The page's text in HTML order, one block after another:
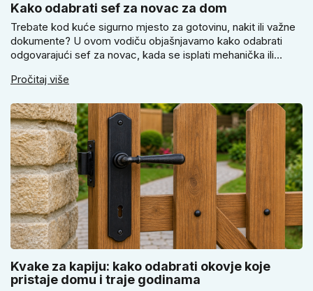
Kako odabrati sef za novac za dom
Trebate kod kuće sigurno mjesto za gotovinu, nakit ili važne
dokumente? U ovom vodiču objašnjavamo kako odabrati
odgovarajući sef za novac, kada se isplati mehanička ili
za stvarnu sigurnost. Dobit ćete praktične savjete za odabir
Pročitaj više
Kvake za kapiju: kako odabrati okovje koje
pristaje domu i traje godinama